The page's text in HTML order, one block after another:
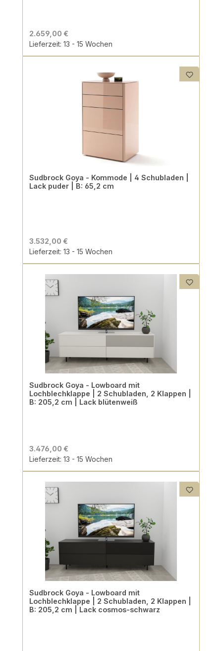
2.659,00 €
Lieferzeit: 13 - 15 Wochen
Sudbrock Goya - Kommode | 4 Schubladen |
Lack puder | B: 65,2 cm
3.532,00 €
Lieferzeit: 13 - 15 Wochen
Sudbrock Goya - Lowboard mit
Lochblechklappe | 2 Schubladen, 2 Klappen |
B: 205,2 cm | Lack blütenweiß
3.476,00 €
Lieferzeit: 13 - 15 Wochen
Sudbrock Goya - Lowboard mit
Lochblechklappe | 2 Schubladen, 2 Klappen |
B: 205,2 cm | Lack cosmos-schwarz